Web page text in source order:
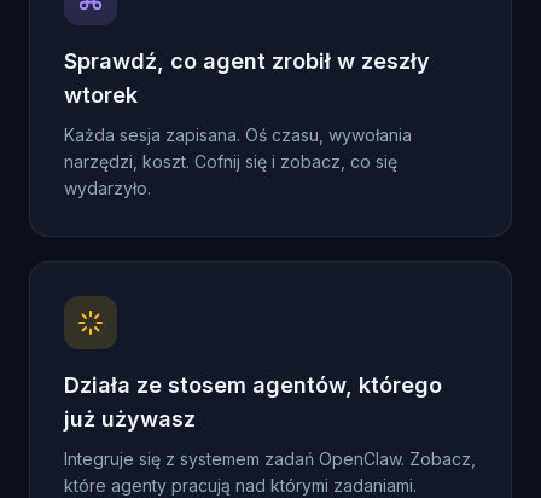
Sprawdź, co agent zrobił w zeszły
wtorek
Każda sesja zapisana. Oś czasu, wywołania
narzędzi, koszt. Cofnij się i zobacz, co się
wydarzyło.
Działa ze stosem agentów, którego
już używasz
Integruje się z systemem zadań OpenClaw. Zobacz,
które agenty pracują nad którymi zadaniami.